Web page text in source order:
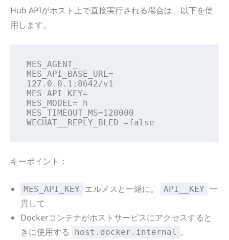
Hub APIがホスト上で直接実行される場合は、以下を使
用します。
MES_AGENT_
MES_API_BASE_URL=
127.0.0.1:8642/v1
MES_API_KEY=
MES_MODEL= h
MES_TIMEOUT_MS=120000
WECHAT__REPLY_BLED =false
キーポイント：
MES_API_KEY エルメスと一緒に。 API__KEY 一
貫して
Dockerコンテナがホストサービスにアクセスすると
きに使用する
host.docker.internal 。